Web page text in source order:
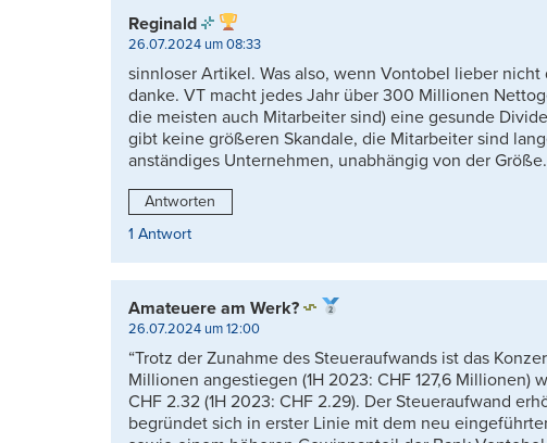
Reginald
26.07.2024 um 08:33
sinnloser Artikel. Was also, wenn Vontobel lieber
danke. VT macht jedes Jahr über 300 Millionen
die meisten auch Mitarbeiter sind) eine gesunde
gibt keine größeren Skandale, die Mitarbeiter sind
anständiges Unternehmen, unabhängig von der Größe.
Antworten
1 Antwort
Amateuere am Werk?
26.07.2024 um 12:00
“Trotz der Zunahme des Steueraufwands ist das
Millionen angestiegen (1H 2023: CHF 127,6 Millionen)
CHF 2.32 (1H 2023: CHF 2.29). Der Steueraufwand
begründet sich in erster Linie mit dem neu